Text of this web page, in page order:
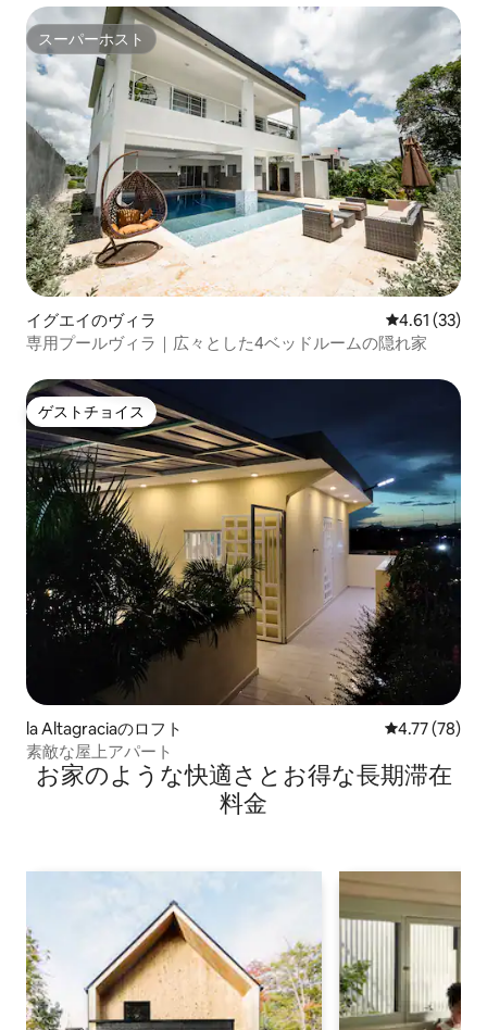
スーパーホスト
スーパーホスト
イグエイのヴィラ レビュー33
4.61 (33)
専用プールヴィラ｜広々とした4ベッドルームの隠れ家
ゲストチョイス
ゲストチョイス
la Altagraciaのロフト レビュー78
4.77 (78)
素敵な屋上アパート
お家のような快⁠適⁠さ⁠とお⁠得⁠な長⁠期⁠滞⁠在
料⁠金